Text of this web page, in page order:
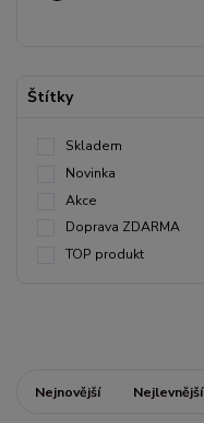
Štítky
Skladem
Novinka
Akce
Doprava ZDARMA
TOP produkt
Nejnovější Nejlevnější